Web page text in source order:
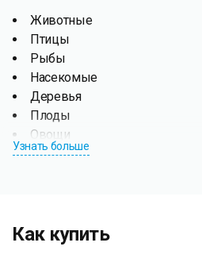
Животные
Птицы
Рыбы
Насекомые
Деревья
Плоды
Овощи
Фрукты
Небесные тела
Узнать больше
Как купить